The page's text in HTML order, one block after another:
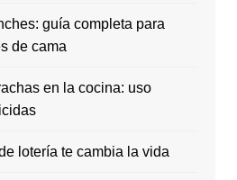
guía completa para
de cama
en la cocina: uso
lotería te cambia la vida